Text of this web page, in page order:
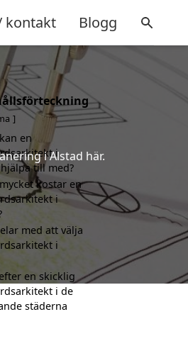
kontakt Blogg
i Alstad här.
en
i
till med?
kostar en
i
med att välja
i
en skicklig
i de
städerna